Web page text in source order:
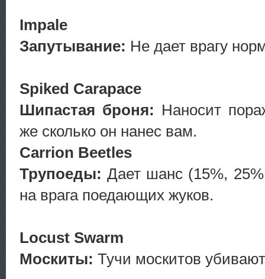
Impale
Запутывание: Не дает врагу
Spiked Carapace
Шипастая броня: Наносит
же сколько он нанес вам.
Carrion Beetles
Трупоеды: Дает шанс (15%,
на врага поедающих жуков.
Locust Swarm
Москиты: Тучи москитов